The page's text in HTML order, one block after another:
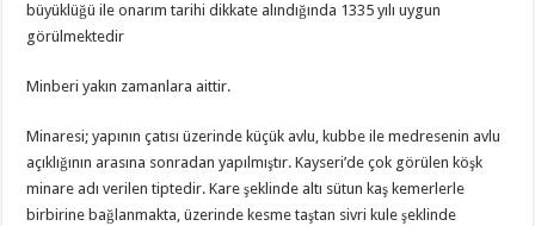
büyüklüğü ile onarım tarihi dikkate alındığında 1335 yılı uygun
görülmektedir
Minberi yakın zamanlara aittir.
Minaresi; yapının çatısı üzerinde küçük avlu, kubbe ile medresenin avlu
açıklığının arasına sonradan yapılmıştır. Kayseri’de çok görülen köşk
minare adı verilen tiptedir. Kare şeklinde altı sütun kaş kemerlerle
birbirine bağlanmakta, üzerinde kesme taştan sivri kule şeklinde